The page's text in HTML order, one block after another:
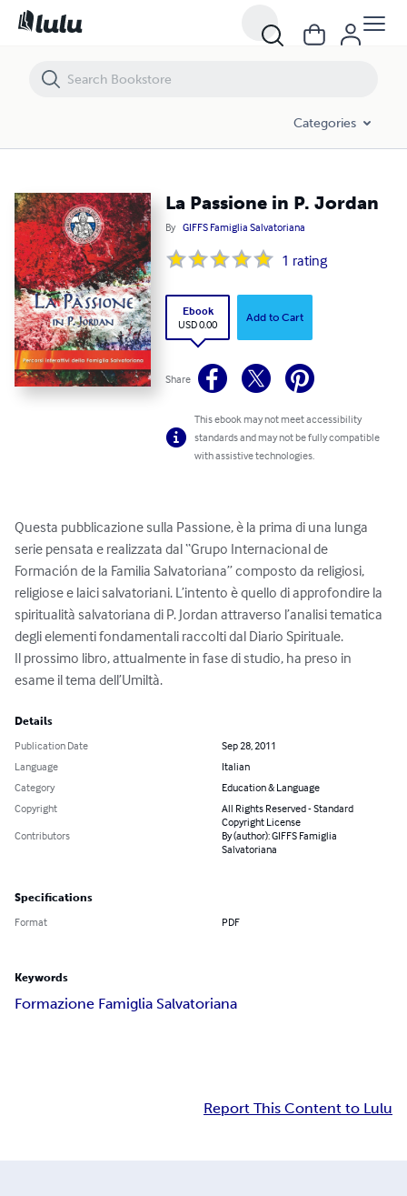
Categories
La Passione in P. Jordan
By GIFFS Famiglia Salvatoriana
1 rating
Ebook
USD 0.00
Add to Cart
Share
This ebook may not meet accessibility
standards and may not be fully compatible
with assistive technologies.
Questa pubblicazione sulla Passione, è la prima di una lunga
serie pensata e realizzata dal “Grupo Internacional de
Formación de la Familia Salvatoriana” composto da religiosi,
religiose e laici salvatoriani. L’intento è quello di approfondire la
spiritualità salvatoriana di P. Jordan attraverso l’analisi tematica
degli elementi fondamentali raccolti dal Diario Spirituale.
Il prossimo libro, attualmente in fase di studio, ha preso in
esame il tema dell’Umiltà.
Details
Publication Date
Sep 28, 2011
Language
Italian
Category
Education & Language
Copyright
All Rights Reserved - Standard
Copyright License
Contributors
By (author): GIFFS Famiglia
Salvatoriana
Specifications
Format PDF
Keywords
Formazione Famiglia Salvatoriana
Report This Content to Lulu
La Passione in P. Jordan